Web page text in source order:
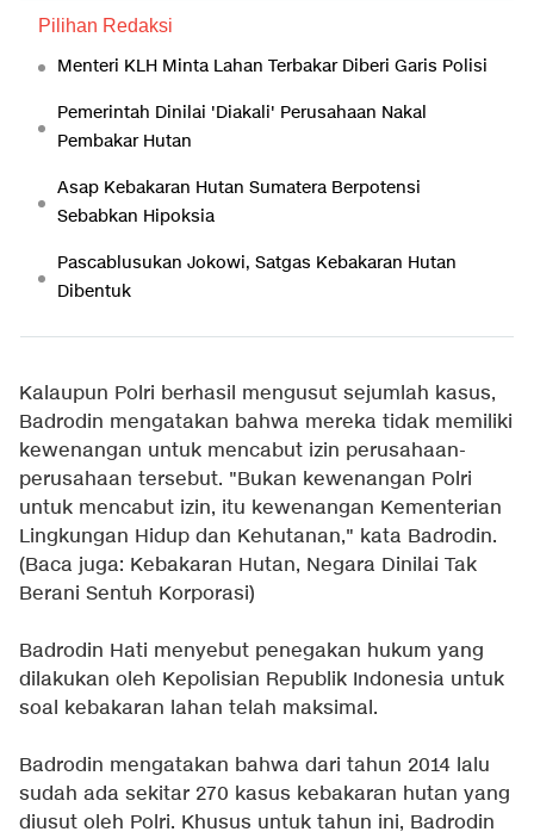
Pilihan Redaksi
Menteri KLH Minta Lahan Terbakar Diberi Garis Polisi
Pemerintah Dinilai 'Diakali' Perusahaan Nakal
Pembakar Hutan
Asap Kebakaran Hutan Sumatera Berpotensi
Sebabkan Hipoksia
Pascablusukan Jokowi, Satgas Kebakaran Hutan
Dibentuk
Kalaupun Polri berhasil mengusut sejumlah kasus,
Badrodin mengatakan bahwa mereka tidak memiliki
kewenangan untuk mencabut izin perusahaan-
perusahaan tersebut. "Bukan kewenangan Polri
untuk mencabut izin, itu kewenangan Kementerian
Lingkungan Hidup dan Kehutanan," kata Badrodin.
(Baca juga: Kebakaran Hutan, Negara Dinilai Tak
Berani Sentuh Korporasi)
Badrodin Hati menyebut penegakan hukum yang
dilakukan oleh Kepolisian Republik Indonesia untuk
soal kebakaran lahan telah maksimal.
Badrodin mengatakan bahwa dari tahun 2014 lalu
sudah ada sekitar 270 kasus kebakaran hutan yang
diusut oleh Polri. Khusus untuk tahun ini, Badrodin